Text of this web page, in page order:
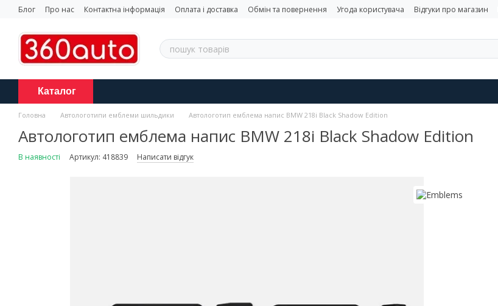
Перейти до основного контенту
Блог Про нас Контактна інформація Оплата і доставка Обмін та повернення Угода користувача Відгуки про магазин
Каталог
Головна Автологотипи емблеми шильдики Автологотип емблема напис BMW 218i Black Shadow Edition
Автологотип емблема напис BMW 218i Black Shadow Edition
В наявності Артикул: 418839 Написати відгук